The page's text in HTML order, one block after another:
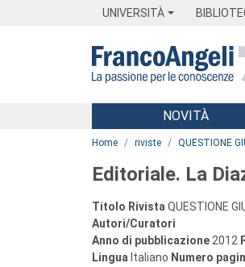
UNIVERSITÀ
Menu
NOVITÀ
Home riviste QUESTIONE
Editoriale. La
Titolo Rivista QUESTIONE
Autori/Curatori
Anno di pubblicazione 2012
Lingua Italiano Numero